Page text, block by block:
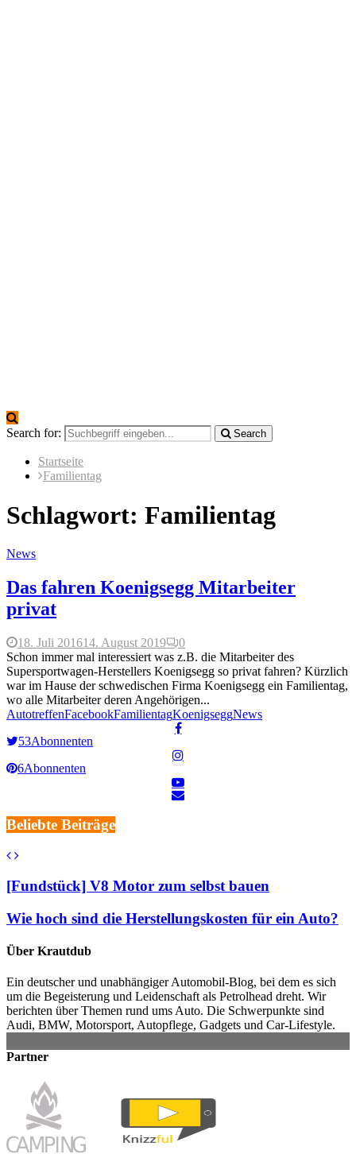
Search for: Search
Startseite
Familientag
Schlagwort: Familientag
News
Das fahren Koenigsegg Mitarbeiter
privat
18. Juli 201614. August 2019
0
Schon immer mal interessiert was z.B. die Mitarbeiter des
Supersportwagen-Herstellers Koenigsegg so privat fahren? Kürzlich
war im Hause der schwedischen Firma Koenigsegg ein Familientag,
wo alle Mitarbeiter deren Angehörigen...
AutotreffenFacebookFamilientagKoenigseggNews
53Abonnenten
6Abonnenten
Beliebte Beiträge
[Fundstück] V8 Motor zum selbst bauen
Wie hoch sind die Herstellungskosten für ein Auto?
Über Krautdub
Ein deutscher und unabhängiger Automobil-Blog, bei dem es sich
um die Begeisterung und Leidenschaft als Petrolhead dreht. Wir
berichten über Themen rund ums Auto. Die Schwerpunkte sind
Audi, BMW, Motorsport, Autopflege, Gadgets und Car-Lifestyle.
Partner